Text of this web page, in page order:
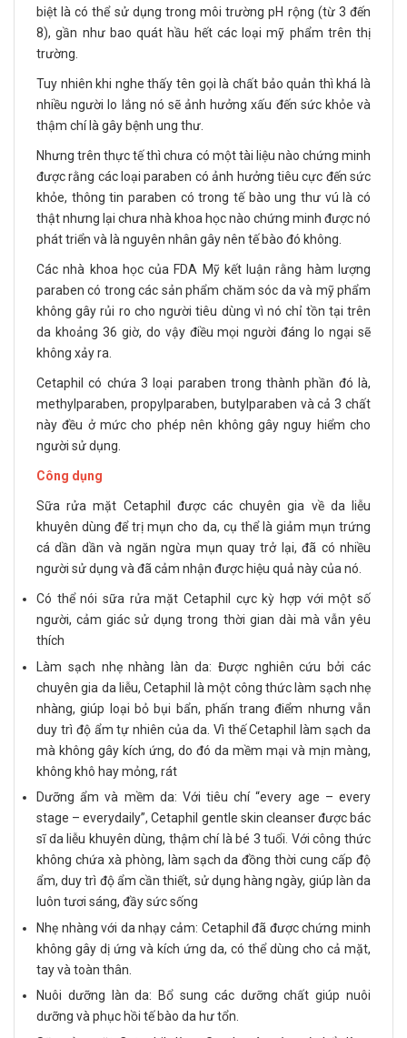
biệt là có thể sử dụng trong môi trường pH rộng (từ 3 đến
8), gần như bao quát hầu hết các loại mỹ phẩm trên thị
trường.
Tuy nhiên khi nghe thấy tên gọi là chất bảo quản thì khá là
nhiều người lo lắng nó sẽ ảnh hưởng xấu đến sức khỏe và
thậm chí là gây bệnh ung thư.
Nhưng trên thực tế thì chưa có một tài liệu nào chứng minh
được rằng các loại paraben có ảnh hưởng tiêu cực đến sức
khỏe, thông tin paraben có trong tế bào ung thư vú là có
thật nhưng lại chưa nhà khoa học nào chứng minh được nó
phát triển và là nguyên nhân gây nên tế bào đó không.
Các nhà khoa học của FDA Mỹ kết luận rằng hàm lượng
paraben có trong các sản phẩm chăm sóc da và mỹ phẩm
không gây rủi ro cho người tiêu dùng vì nó chỉ tồn tại trên
da khoảng 36 giờ, do vậy điều mọi người đáng lo ngại sẽ
không xảy ra.
Cetaphil có chứa 3 loại paraben trong thành phần đó là,
methylparaben, propylparaben, butylparaben và cả 3 chất
này đều ở mức cho phép nên không gây nguy hiểm cho
người sử dụng.
Công dụng
Sữa rửa mặt Cetaphil được các chuyên gia về da liễu
khuyên dùng để trị mụn cho da, cụ thể là giảm mụn trứng
cá dần dần và ngăn ngừa mụn quay trở lại, đã có nhiều
người sử dụng và đã cảm nhận được hiệu quả này của nó.
Có thể nói sữa rửa mặt Cetaphil cực kỳ hợp với một số
người, cảm giác sử dụng trong thời gian dài mà vẫn yêu
thích
Làm sạch nhẹ nhàng làn da: Được nghiên cứu bởi các
chuyên gia da liễu, Cetaphil là một công thức làm sạch nhẹ
nhàng, giúp loại bỏ bụi bẩn, phấn trang điểm nhưng vẫn
duy trì độ ẩm tự nhiên của da. Vì thế Cetaphil làm sạch da
mà không gây kích ứng, do đó da mềm mại và mịn màng,
không khô hay mỏng, rát
Dưỡng ẩm và mềm da: Với tiêu chí “every age – every
stage – everydaily”, Cetaphil gentle skin cleanser được bác
sĩ da liễu khuyên dùng, thậm chí là bé 3 tuổi. Với công thức
không chứa xà phòng, làm sạch da đồng thời cung cấp độ
ẩm, duy trì độ ẩm cần thiết, sử dụng hàng ngày, giúp làn da
luôn tươi sáng, đầy sức sống
Nhẹ nhàng với da nhạy cảm: Cetaphil đã được chứng minh
không gây dị ứng và kích ứng da, có thể dùng cho cả mặt,
tay và toàn thân.
Nuôi dưỡng làn da: Bổ sung các dưỡng chất giúp nuôi
dưỡng và phục hồi tế bào da hư tổn.